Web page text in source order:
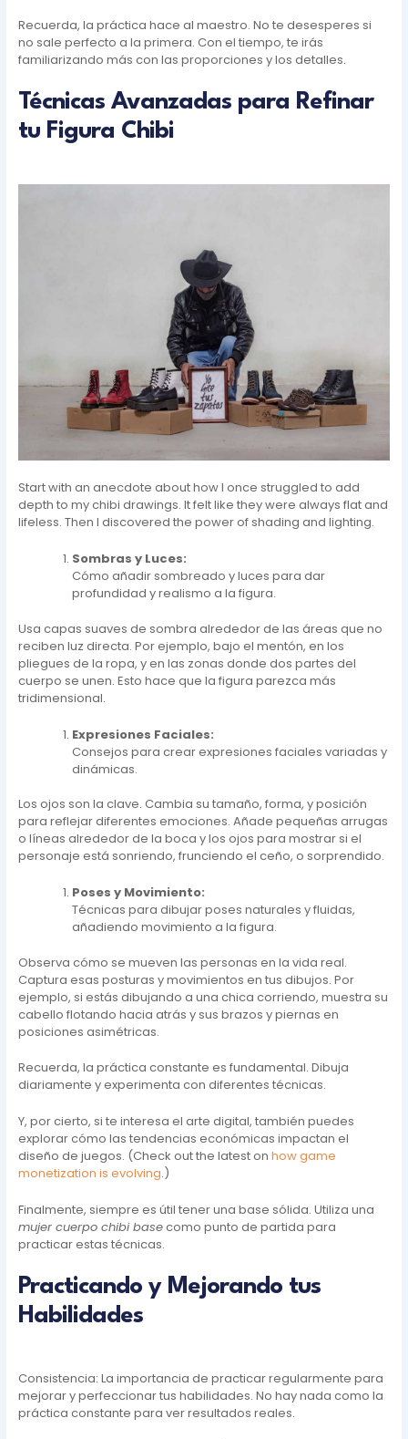
Recuerda, la práctica hace al maestro. No te desesperes si
no sale perfecto a la primera. Con el tiempo, te irás
familiarizando más con las proporciones y los detalles.
Técnicas Avanzadas para Refinar
tu Figura Chibi
Start with an anecdote about how I once struggled to add
depth to my chibi drawings. It felt like they were always flat and
lifeless. Then I discovered the power of shading and lighting.
Sombras y Luces:
Cómo añadir sombreado y luces para dar
profundidad y realismo a la figura.
Usa capas suaves de sombra alrededor de las áreas que no
reciben luz directa. Por ejemplo, bajo el mentón, en los
pliegues de la ropa, y en las zonas donde dos partes del
cuerpo se unen. Esto hace que la figura parezca más
tridimensional.
Expresiones Faciales:
Consejos para crear expresiones faciales variadas y
dinámicas.
Los ojos son la clave. Cambia su tamaño, forma, y posición
para reflejar diferentes emociones. Añade pequeñas arrugas
o líneas alrededor de la boca y los ojos para mostrar si el
personaje está sonriendo, frunciendo el ceño, o sorprendido.
Poses y Movimiento:
Técnicas para dibujar poses naturales y fluidas,
añadiendo movimiento a la figura.
Observa cómo se mueven las personas en la vida real.
Captura esas posturas y movimientos en tus dibujos. Por
ejemplo, si estás dibujando a una chica corriendo, muestra su
cabello flotando hacia atrás y sus brazos y piernas en
posiciones asimétricas.
Recuerda, la práctica constante es fundamental. Dibuja
diariamente y experimenta con diferentes técnicas.
Y, por cierto, si te interesa el arte digital, también puedes
explorar cómo las tendencias económicas impactan el
diseño de juegos. (Check out the latest onhow game
monetization is evolving.)
Finalmente, siempre es útil tener una base sólida. Utiliza una
mujer cuerpo chibi basecomo punto de partida para
practicar estas técnicas.
Practicando y Mejorando tus
Habilidades
Consistencia: La importancia de practicar regularmente para
mejorar y perfeccionar tus habilidades. No hay nada como la
práctica constante para ver resultados reales.